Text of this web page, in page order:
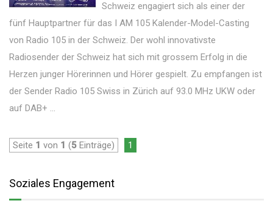
Schweiz engagiert sich als einer der
fünf Hauptpartner für das I AM 105 Kalender-Model-Casting
von Radio 105 in der Schweiz. Der wohl innovativste
Radiosender der Schweiz hat sich mit grossem Erfolg in die
Herzen junger Hörerinnen und Hörer gespielt. Zu empfangen ist
der Sender Radio 105 Swiss in Zürich auf 93.0 MHz UKW oder
auf DAB+ ...
Seite 1 von 1 (5 Einträge) 1
Soziales Engagement